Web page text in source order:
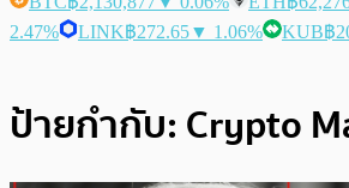
2.47%
LINK฿272.65▼ 1.06% KUB฿
ป้ายกำกับ: Crypto